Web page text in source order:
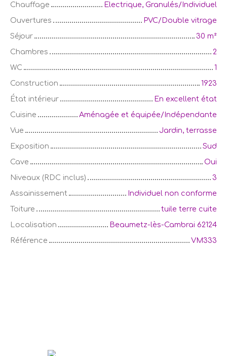
Chauffage
Electrique, Granulés/Individuel
Ouvertures
PVC/Double vitrage
Séjour
30 m²
Chambres
2
WC
1
Construction
1923
État intérieur
En excellent état
Cuisine
Aménagée et équipée/Indépendante
Vue
Jardin, terrasse
Exposition
Sud
Cave
Oui
Niveaux (RDC inclus)
3
Assainissement
Individuel non conforme
Toiture
tuile terre cuite
Localisation
Beaumetz-lès-Cambrai 62124
Référence
VM333